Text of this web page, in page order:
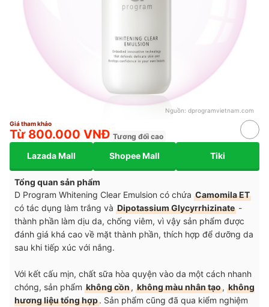
Nguồn: dprogramvietnam.com
Giá tham khảo
Từ 800.000 VNĐ Tương đối cao
Lazada Mall Shopee Mall Tiki
Tổng quan sản phẩm
D Program Whitening Clear Emulsion có chứa Camomila ET
có tác dụng làm trắng và Dipotassium Glycyrrhizinate -
thành phần làm dịu da, chống viêm, vì vậy sản phẩm được
đánh giá khá cao về mặt thành phần, thích hợp để dưỡng da
sau khi tiếp xúc với nắng.
Với kết cấu mịn, chất sữa hòa quyện vào da một cách nhanh
chóng, sản phẩm không cồn, không màu nhân tạo, không
hương liệu tổng hợp. Sản phẩm cũng đã qua kiểm nghiệm